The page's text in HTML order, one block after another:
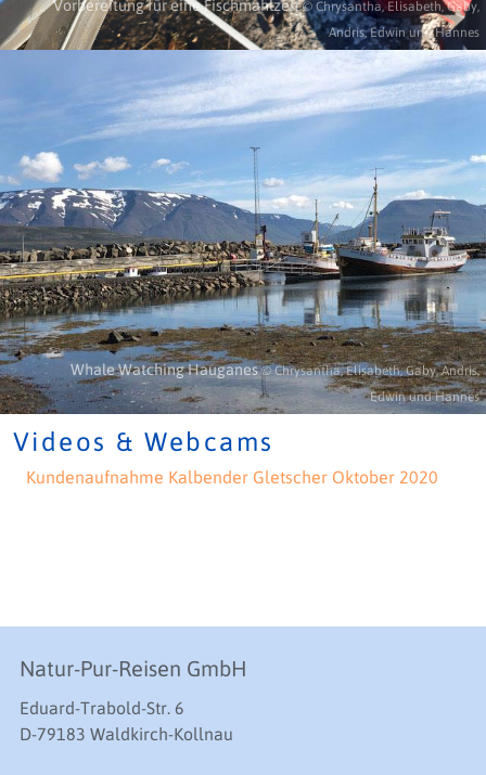
Vorbereitung für eine Fischmahlzeit© Chrysantha, Elisabeth, Gaby,
Andris, Edwin und Hannes
Whale Watching Hauganes© Chrysantha, Elisabeth, Gaby, Andris,
Edwin und Hannes
Videos & Webcams
Kundenaufnahme Kalbender Gletscher Oktober 2020
Natur-Pur-Reisen GmbH
Eduard-Trabold-Str. 6
D-79183 Waldkirch-Kollnau